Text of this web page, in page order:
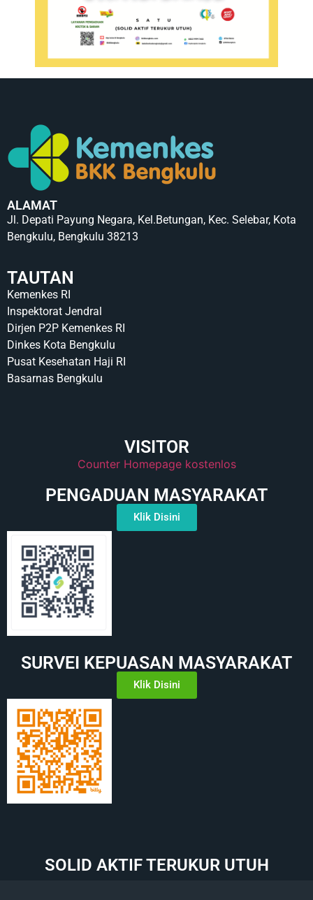
ALAMAT
Jl. Depati Payung Negara, Kel.Betungan, Kec. Selebar, Kota
Bengkulu, Bengkulu 38213
TAUTAN
Kemenkes RI
Inspektorat Jendral
Dirjen P2P Kemenkes RI
Dinkes Kota Bengkulu
Pusat Kesehatan Haji RI
Basarnas Bengkulu
VISITOR
Counter Homepage kostenlos
PENGADUAN MASYARAKAT
Klik Disini
SURVEI KEPUASAN MASYARAKAT
Klik Disini
SOLID AKTIF TERUKUR UTUH